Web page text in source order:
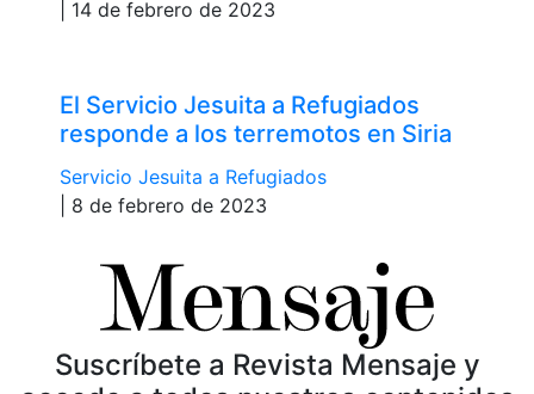
| 14 de febrero de 2023
El Servicio Jesuita a Refugiados
responde a los terremotos en Siria
Servicio Jesuita a Refugiados
| 8 de febrero de 2023
Suscríbete a Revista Mensaje y